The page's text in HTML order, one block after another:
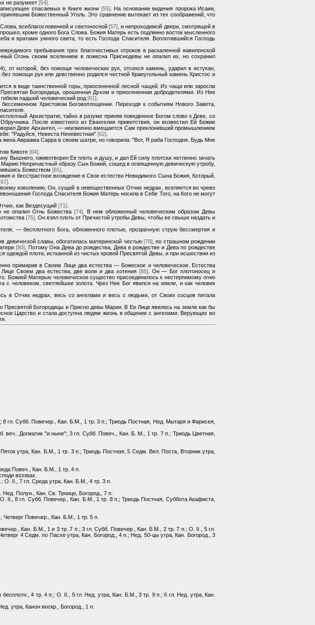
не разумеет [54]
спасаемых в Книге жизни [55]. На основании видения пророка Исаии,
Божественный Уголь. Это сравнение вытекает из тех соображений, что
всеблагословенной и светоносной [57], и непроходимой двери, смотрящей в
кроме одного Бога Слова. Божия Матерь есть подлинно восток мысленного
и вратами умного света, то есть Господа Спасителя. Воплотившийся Господь
пребывания трех благочестивых отроков в раскаленной вавилонской
Огонь своим вселением в ложесна Приснодевы не опалил их, но сохранил
которой, без помощи человеческих рук, отсекся камень, ударил в истукан,
помощи рук или девственно родился честной Краеугольный камень Христос и
в виде таинственной горы, приосененной лесной чащей. Из чащи или заросли
Богородица, орошенная Духом и приосененная добродетелями. Из Нее
падший человеческий род [61]
Христовом Боговоплощении. Переходя к событиям Нового Завета,
Архистратиг, тайно в разуме приняв поведенное Богом слово к Деве, со
После известного из Евангелия приветствия, он возвестил Ей Божие
Деве Архангел, — неизменно вмещается Сам преклонивший промышлением
"Радуйся, Невеста Неневестная" [62]
жена Авраама Сарра в своем шатре, но говорила: "Вот, Я раба Господня. Будь Мне
Кивоте [64]
оживотворил Ее плоть и душу, и дал Ей силу плотски нетленно зачать
Непричастный образу Сын Божий, сошед в освященную девическую утробу,
Божеством [65]
и бесстрастное вхождение в Свое естество Невидимого Сына Божия, Который,
изволению, Он, сущий в невещественных Отчих недрах, вселяется во чрево
Господа Спасителя Божия Матерь носила в Себе Того, на Кого не могут
как Вездесущий [71]
не опалил Огнь Божества [74] . В нем обложенный человеческим образом Девы
[75] . Он взял плоть от Пречистой утробы Девы, чтобы ее свыше наздать и
— бесплотного Бога, обложенного плотью, прозрачную струю бессмертия и
девической славы, обогатилась материнской честью[78] , по страшном рождении
[80]. Потому Она Дева до рождества, Дева в рождестве и Дева по рождестве
одеждой плоти, истканной из чистых кровей Пресвятой Девы, и при исшествии из
примирив в Своем Лице два естества — Божеское и человеческое. Естества
Своем два естества, две воли и два хотения [85]. Он — Бог плотоносец и
Божией Матерью человеческое существо присоединилось к нестерпимому огню
человеком, светлейшее золота. Чрез Нее Бог явился на земле, и как человек
Отчих недрах, весь со ангелами и весь с людьми, от Своих сосцов питала
Пресвятой Богородицы и Присно девы Марии. В Ее Лице явилось на земле как бы
Царство и стала доступна людям жизнь в общении с ангелами. Верующих во
гл. Субб. Повечер., Кан. Б.М., 1 тр. 3 п.; Триодь Постная, Нед. Мытаря и Фарисея,
Догматик "и ныне"; 3 гл. Субб. Повеч., Кан. Б. М., 1 тр. 7 п.; Триодь Цветная,
утра, Кан. Б.М., 1 тр. 3 п.; Триодь Постная, 5 Седм. Вел. Поста, Вторник утра,
Повеч., Кан. Б.М., 1 тр. 4 п.
воззвах.
II., 7 гл. Среда утра, Кан. Б.М., 4 тр. 3 п.
Полун., Кан. Св. Троице, Богород., 7 п.
II., 8 гл. Субб. Повечер., Кан. Б.М., 1 тр. 8 п.; Триодь Постная, Суббота Акафиста,
Четверг Повечер., Кан. Б.М., 1 тр. 5 п.
Кан. Б.М., 1 и 3 тр. 7 п.; 3 гл. Субб. Повечер., Кан. Б.М., 2 тр. 7 п.; О. II., 5 гл.
4 Седм. по Пасхе утра, Кан. Богород., 4 п.; Нед. 50-цы утра, Кан. Богород., 3
4 тр. 4 п.; О. II., 5 гл. Нед. утра, Кан. Б.М., 3 тр. 9 п.; 6 гл. Нед. утра, Кан.
утра, Канон воскр., Богород., 1 п.